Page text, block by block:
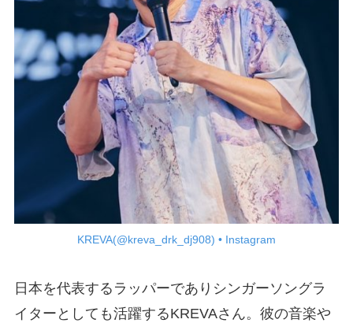
KREVA(@kreva_drk_dj908) • Instagram
日本を代表するラッパーでありシンガーソングラ
イターとしても活躍するKREVAさん。彼の音楽や